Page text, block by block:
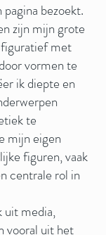
bezoekt.
zijn mijn grote
figuratief met
vormen te
ik diepte en
te
mijn eigen
figuren, vaak
centrale rol in
uit media,
vooral uit het